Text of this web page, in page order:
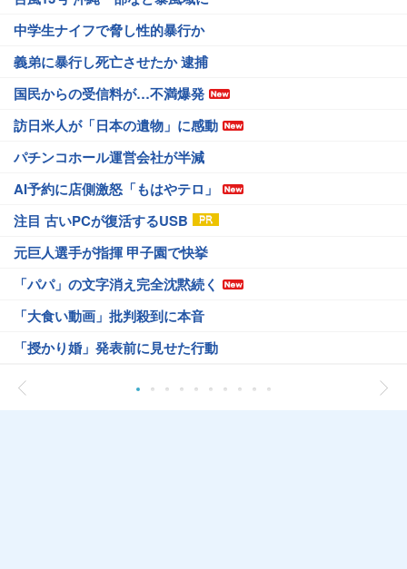
中学生ナイフで脅し性的暴行か
義弟に暴行し死亡させたか 逮捕
国民からの受信料が…不満爆発
訪日米人が「日本の遺物」に感動
パチンコホール運営会社が半減
AI予約に店側激怒「もはやテロ」
注目 古いPCが復活するUSB
元巨人選手が指揮 甲子園で快挙
「パパ」の文字消え完全沈黙続く
「大食い動画」批判殺到に本音
「授かり婚」発表前に見せた行動